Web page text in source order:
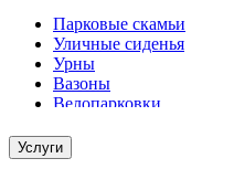
Парковые скамьи
Уличные сиденья
Урны
Вазоны
Велопарковки
Услуги